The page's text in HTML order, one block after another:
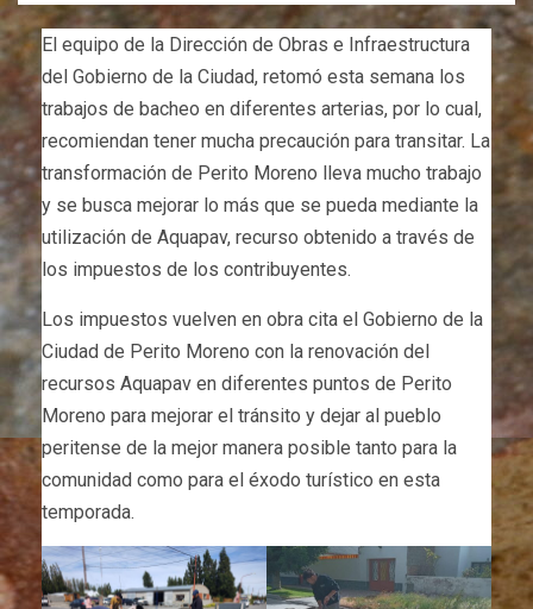
El equipo de la Dirección de Obras e Infraestructura
del Gobierno de la Ciudad, retomó esta semana los
trabajos de bacheo en diferentes arterias, por lo cual,
recomiendan tener mucha precaución para transitar. La
transformación de Perito Moreno lleva mucho trabajo
y se busca mejorar lo más que se pueda mediante la
utilización de Aquapav, recurso obtenido a través de
los impuestos de los contribuyentes.
Los impuestos vuelven en obra cita el Gobierno de la
Ciudad de Perito Moreno con la renovación del
recursos Aquapav en diferentes puntos de Perito
Moreno para mejorar el tránsito y dejar al pueblo
peritense de la mejor manera posible tanto para la
comunidad como para el éxodo turístico en esta
temporada.